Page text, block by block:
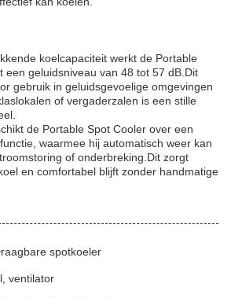
koelcapaciteit werkt de Portable
een geluidsniveau van 48 tot 57 dB.Dit
gebruik in geluidsgevoelige omgevingen
of vergaderzalen is een stille
de Portable Spot Cooler over een
waarmee hij automatisch weer kan
of onderbreking.Dit zorgt
en comfortabel blijft zonder handmatige
spotkoeler
ventilator